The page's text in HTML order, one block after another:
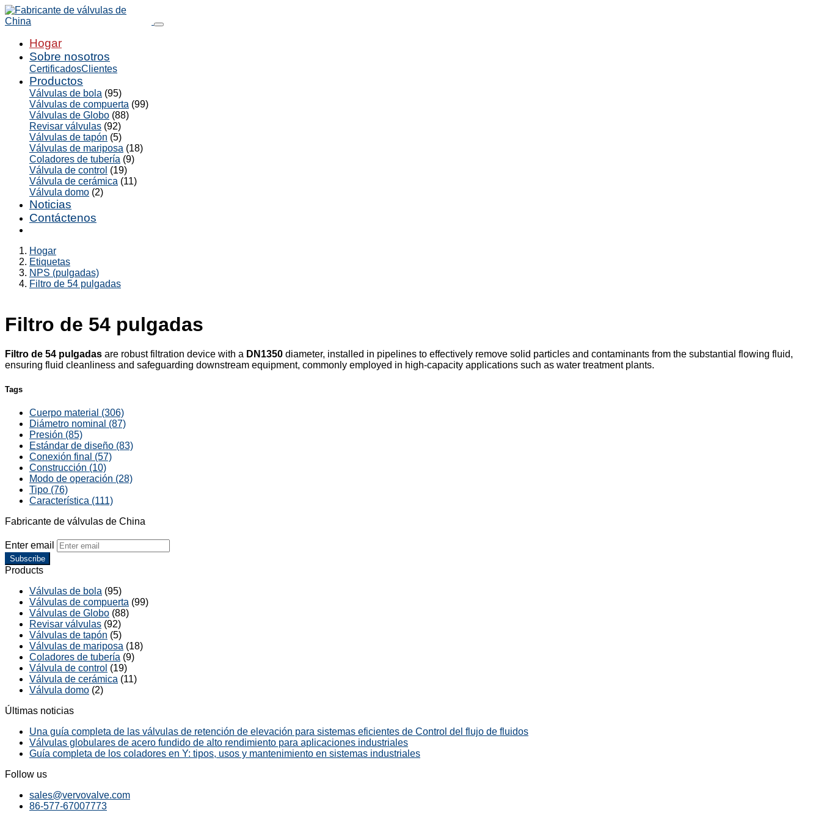
Hogar
Sobre nosotros
CertificadosClientes
Productos
Válvulas de bola (95)
Válvulas de compuerta (99)
Válvulas de Globo (88)
Revisar válvulas (92)
Válvulas de tapón (5)
Válvulas de mariposa (18)
Coladores de tubería (9)
Válvula de control (19)
Válvula de cerámica (11)
Válvula domo (2)
Noticias
Contáctenos
Hogar
Etiquetas
NPS (pulgadas)
Filtro de 54 pulgadas
Filtro de 54 pulgadas
Filtro de 54 pulgadas are robust filtration device with a DN1350 diameter, installed in pipelines to effectively remove solid particles and contaminants from the substantial flowing fluid,
ensuring fluid cleanliness and safeguarding downstream equipment, commonly employed in high-capacity applications such as water treatment plants.
Tags
Cuerpo material (306)
Diámetro nominal (87)
Presión (85)
Estándar de diseño (83)
Conexión final (57)
Construcción (10)
Modo de operación (28)
Tipo (76)
Característica (111)
Fabricante de válvulas de China
Enter email
Subscribe
Products
Válvulas de bola (95)
Válvulas de compuerta (99)
Válvulas de Globo (88)
Revisar válvulas (92)
Válvulas de tapón (5)
Válvulas de mariposa (18)
Coladores de tubería (9)
Válvula de control (19)
Válvula de cerámica (11)
Válvula domo (2)
Últimas noticias
Una guía completa de las válvulas de retención de elevación para sistemas eficientes de Control del flujo de fluidos
Válvulas globulares de acero fundido de alto rendimiento para aplicaciones industriales
Guía completa de los coladores en Y: tipos, usos y mantenimiento en sistemas industriales
Follow us
sales@vervovalve.com
86-577-67007773